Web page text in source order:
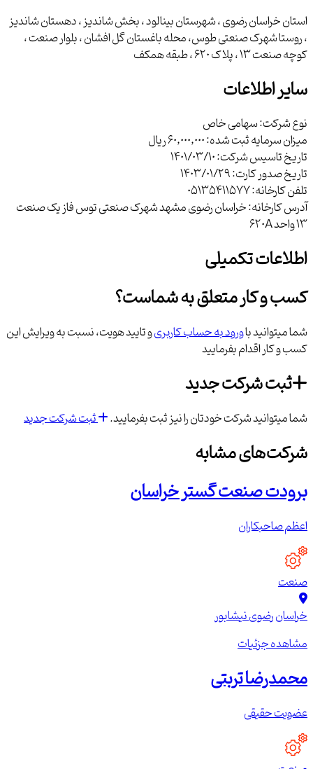
استان خراسان رضوي ، شهرستان بينالود ، بخش شانديز ، دهستان شانديز
، روستا شهرك صنعتي طوس، محله باغستان گل افشان ، بلوار صنعت ،
كوچه صنعت 13 ، پلاك 620 ، طبقه همكف
سایر اطلاعات
نوع شرکت:سهامی خاص
میزان سرمایه ثبت شده:60,000,000 ریال
تاریخ تاسیس شرکت:1401/03/10
تاریخ صدور کارت:1403/01/29
تلفن کارخانه:05135411577
آدرس کارخانه:خراسان رضوی مشهد شهرک صنعتی توس فاز یک صنعت
13 واحد 620A
اطلاعات تکمیلی
کسب و کار متعلق به شماست؟
شما میتوانید باورود به حساب کاربریو تایید هویت، نسبت به ویرایش این
کسب و کار اقدام بفرمایید
ثبت شرکت جدید
شما میتوانید شرکت خودتان را نیز ثبت بفرمایید. ثبت شرکت جدید
شرکت‌های مشابه
برودت صنعت گستر خراسان
اعظم صاحبکاران
صنعت
خراسان رضوینیشابور
مشاهده جزئیات
محمدرضا تربتی
عضویت حقیقی